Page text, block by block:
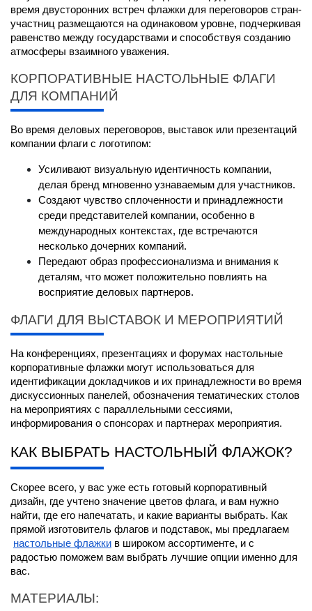
время двусторонних встреч флажки для переговоров стран-
участниц размещаются на одинаковом уровне, подчеркивая
равенство между государствами и способствуя созданию
атмосферы взаимного уважения.
КОРПОРАТИВНЫЕ НАСТОЛЬНЫЕ ФЛАГИ
ДЛЯ КОМПАНИЙ
Во время деловых переговоров, выставок или презентаций
компании флаги с логотипом:
Усиливают визуальную идентичность компании,
делая бренд мгновенно узнаваемым для участников.
Создают чувство сплоченности и принадлежности
среди представителей компании, особенно в
международных контекстах, где встречаются
несколько дочерних компаний.
Передают образ профессионализма и внимания к
деталям, что может положительно повлиять на
восприятие деловых партнеров.
ФЛАГИ ДЛЯ ВЫСТАВОК И МЕРОПРИЯТИЙ
На конференциях, презентациях и форумах настольные
корпоративные флажки могут использоваться для
идентификации докладчиков и их принадлежности во время
дискуссионных панелей, обозначения тематических столов
на мероприятиях с параллельными сессиями,
информирования о спонсорах и партнерах мероприятия.
КАК ВЫБРАТЬ НАСТОЛЬНЫЙ ФЛАЖОК?
Скорее всего, у вас уже есть готовый корпоративный
дизайн, где учтено значение цветов флага, и вам нужно
найти, где его напечатать, и какие варианты выбрать. Как
прямой изготовитель флагов и подставок, мы предлагаем
настольные флажки в широком ассортименте, и с
радостью поможем вам выбрать лучшие опции именно для
вас.
МАТЕРИАЛЫ: